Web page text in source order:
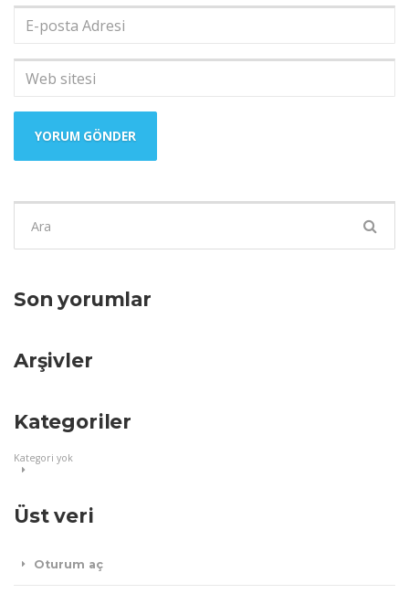
Soyadı*
posta
Adresi*
Web
ara:
Son yorumlar
Arşivler
Kategoriler
Kategori yok
Üst veri
Oturum aç